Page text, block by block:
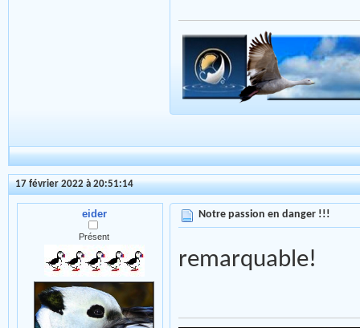
17 février 2022 à 20:51:14
eider
Présent
Notre passion en danger !!!
remarquable!